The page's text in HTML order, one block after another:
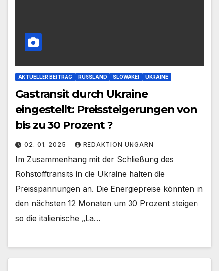
AKTUELLER BEITRAG RUSSLAND SLOWAKEI UKRAINE
Gastransit durch Ukraine
eingestellt: Preissteigerungen von
bis zu 30 Prozent ?
02. 01. 2025 REDAKTION UNGARN
Im Zusammenhang mit der Schließung des
Rohstofftransits in die Ukraine halten die
Preisspannungen an. Die Energiepreise könnten in
den nächsten 12 Monaten um 30 Prozent steigen
so die italienische „La…